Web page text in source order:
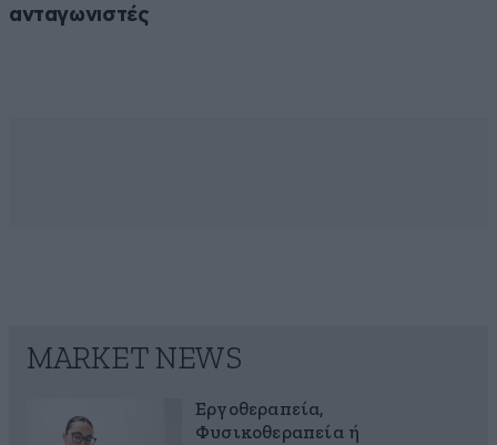
ανταγωνιστές
MARKET NEWS
Εργοθεραπεία,
Φυσικοθεραπεία ή